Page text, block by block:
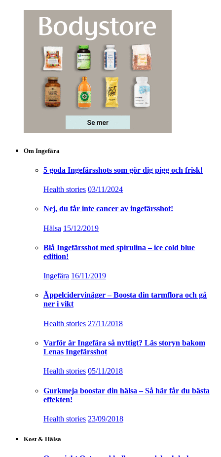
Om Ingefära
5 goda Ingefärsshots som gör dig pigg och frisk!
Health stories 03/11/2024
Nej, du får inte cancer av ingefärsshot!
Hälsa 15/12/2019
Blå Ingefärsshot med spirulina – ice cold blue
edition!
Ingefära 16/11/2019
Äppelcidervinäger – Boosta din tarmflora och gå
ner i vikt
Health stories 27/11/2018
Varför är Ingefära så nyttigt? Läs storyn bakom
Lenas Ingefärsshot
Health stories 05/11/2018
Gurkmeja boostar din hälsa – Så här får du bästa
effekten!
Health stories 23/09/2018
Kost & Hälsa